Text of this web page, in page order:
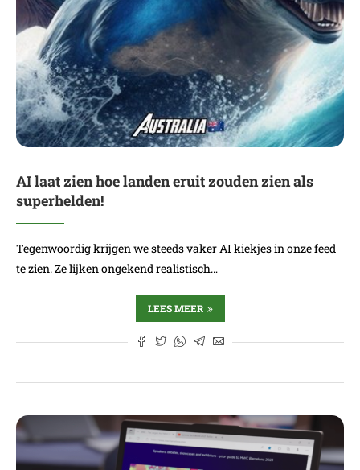
AI laat zien hoe landen eruit zouden zien als
superhelden!
Tegenwoordig krijgen we steeds vaker AI kiekjes in onze feed
te zien. Ze lijken ongekend realistisch…
LEES MEER